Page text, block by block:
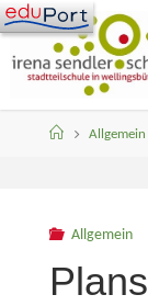
Skip
to
content
HomeAllgemein
Allgemein